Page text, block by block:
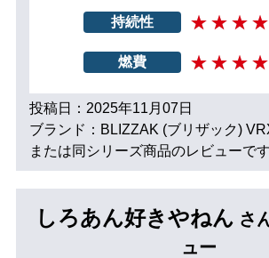
持続性
燃費
投稿日：2025年11月07日
ブランド：BLIZZAK (ブリザック)
または同シリーズ商品のレビューで
しろあん好きやねん さ
ュー